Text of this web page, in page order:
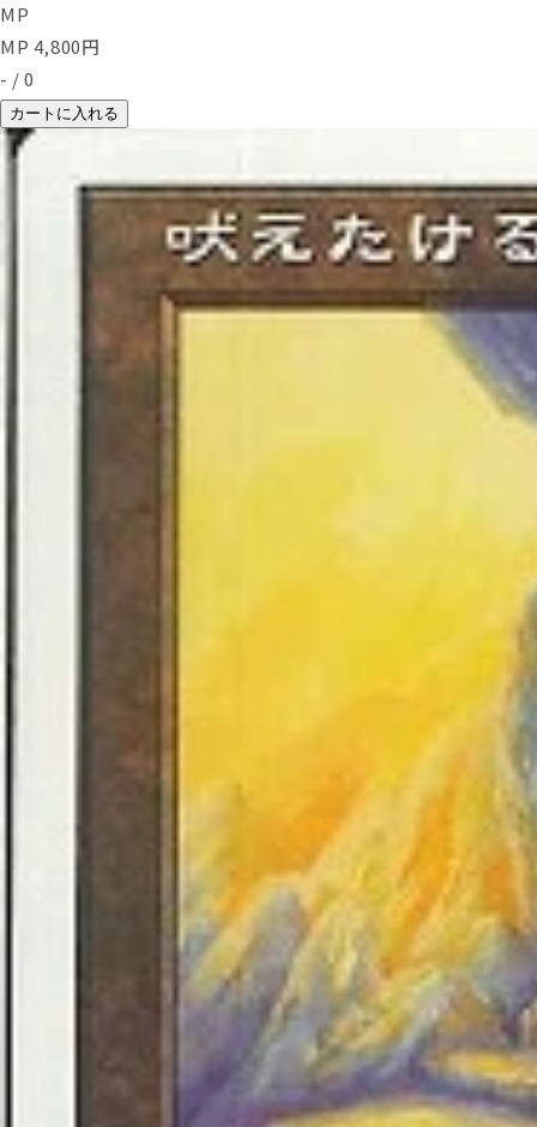
MP
MP 4,800円
- / 0
カートに入れる